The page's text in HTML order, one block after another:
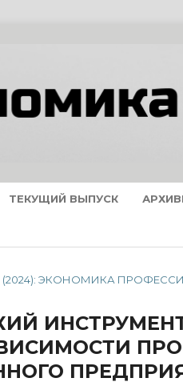
ТЕКУЩИЙ ВЫПУСК
(2024): ЭКОНОМИКА